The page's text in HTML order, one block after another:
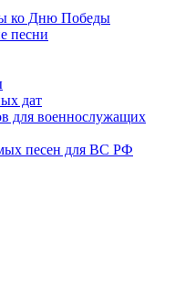
ко Дню Победы
песни
дат
для военнослужащих
песен для ВС РФ